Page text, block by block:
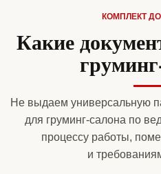
КОМПЛЕКТ
Какие
Не выдаем универсальную
для груминг-салона по
процессу работы,
и